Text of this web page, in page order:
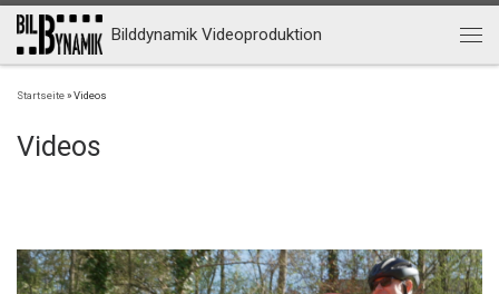
Zum Inhalt springenBilddynamik Videoproduktion
Startseite»Videos
Videos